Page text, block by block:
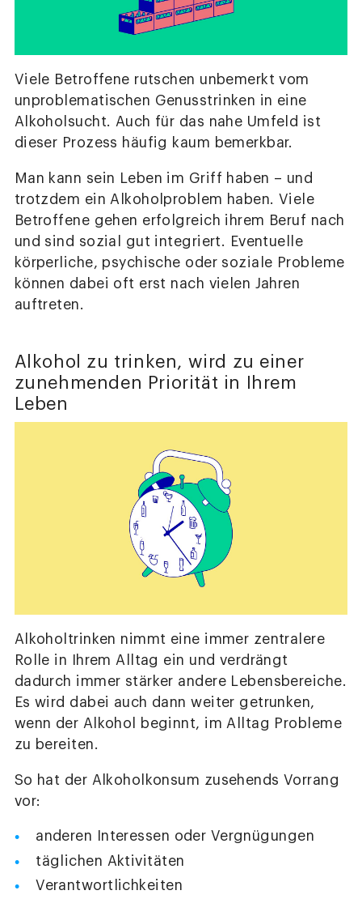
Viele Betroffene rutschen unbemerkt vom
unproblematischen Genusstrinken in eine
Alkoholsucht. Auch für das nahe Umfeld ist
dieser Prozess häufig kaum bemerkbar.
Man kann sein Leben im Griff haben – und
trotzdem ein Alkoholproblem haben. Viele
Betroffene gehen erfolgreich ihrem Beruf nach
und sind sozial gut integriert. Eventuelle
körperliche, psychische oder soziale Probleme
können dabei oft erst nach vielen Jahren
auftreten.
Alkohol zu trinken, wird zu einer
zunehmenden Priorität in Ihrem
Leben
Alkoholtrinken nimmt eine immer zentralere
Rolle in Ihrem Alltag ein und verdrängt
dadurch immer stärker andere Lebensbereiche.
Es wird dabei auch dann weiter getrunken,
wenn der Alkohol beginnt, im Alltag Probleme
zu bereiten.
So hat der Alkoholkonsum zusehends Vorrang
vor:
anderen Interessen oder Vergnügungen
täglichen Aktivitäten
Verantwortlichkeiten